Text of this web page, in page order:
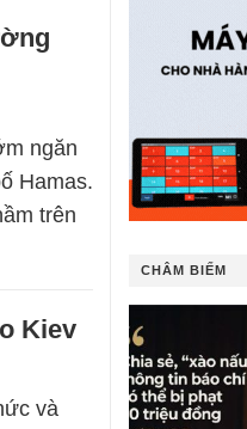
ngăn
Hamas.
trên
Kiev
và
CHÂM BIẾM